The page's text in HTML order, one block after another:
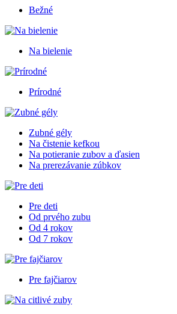
Bežné
Na bielenie
Prírodné
Zubné gély
Na čistenie kefkou
Na potieranie zubov a ďasien
Na prerezávanie zúbkov
Pre deti
Od prvého zubu
Od 4 rokov
Od 7 rokov
Pre fajčiarov